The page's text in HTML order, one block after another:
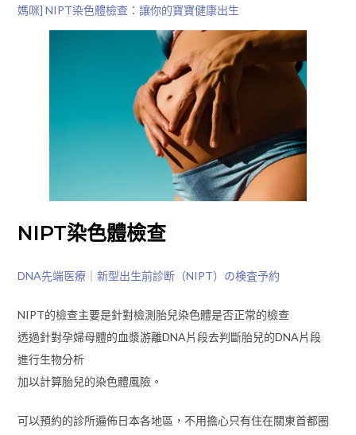
媽咪] NIPT染色體檢查：讓你的寶寶健康出生
NIPT染色體檢查
DNA先端医療｜新型出生前診断（NIPT）の検査予約
NIPT的檢查主要是針對檢測胎兒染色體是否正常的檢查
透過針對孕婦母體的血漿游離DNA片段去判斷胎兒的DNA片段
進行生物分析
加以計算胎兒的染色體風險。
可以預約的診所遍佈日本各地區，不用擔心只有住在關東首都圈